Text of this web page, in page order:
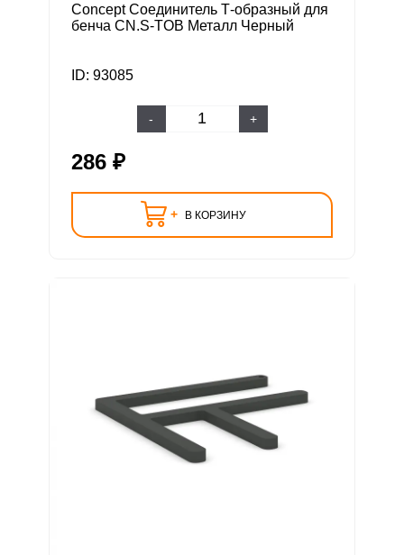
Concept Соединитель Т-образный для
бенча CN.S-TOB Металл Черный
ID: 93085
- +
286 ₽
+ В КОРЗИНУ